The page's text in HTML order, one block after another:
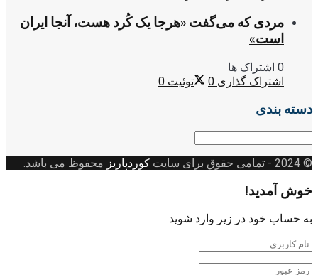
مردی که می‌گفت «هرجا یک کُرد هست، آنجا ایران
است»
0 اشتراک ها
اشتراک گذاری 0 توئیت 0
دسته بندی
دسته
© 2024
- تمامی حقوق برای سایت کوردپاریز محفوظ می باشد.
خوش آمدید!
به حساب خود در زیر وارد شوید